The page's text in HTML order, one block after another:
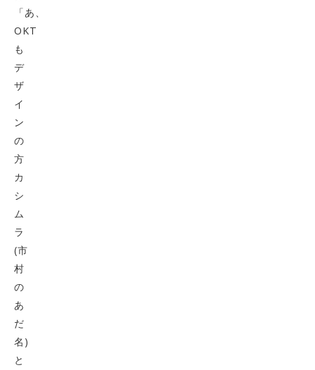
「あ、
OKT
も
デ
ザ
イ
ン
の
方
カ
シ
ム
ラ
(市
村
の
あ
だ
名)
と